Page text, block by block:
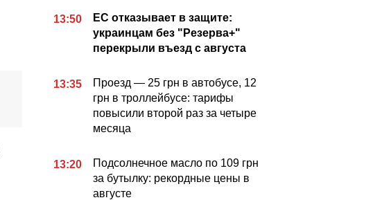
13:50
ЕС отказывает в защите:
украинцам без "Резерва+"
перекрыли въезд с августа
13:35
Проезд — 25 грн в автобусе, 12
грн в троллейбусе: тарифы
повысили второй раз за четыре
месяца
13:20
Подсолнечное масло по 109 грн
за бутылку: рекордные цены в
августе